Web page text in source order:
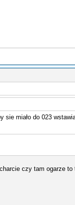
miało do 023
czy tam ogarze to